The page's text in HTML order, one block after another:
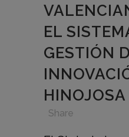
EL
GESTIÓN
HINOJOSA
Share